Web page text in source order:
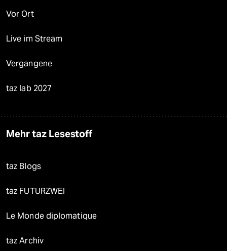
Vor Ort
Live im Stream
Vergangene
taz lab 2027
Mehr taz Lesestoff
taz Blogs
taz FUTURZWEI
Le Monde diplomatique
taz Archiv